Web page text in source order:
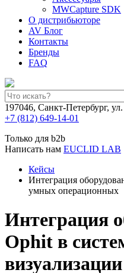
MWCapture SDK
О дистрибьюторе
AV Блог
Контакты
Бренды
FAQ
197046, Санкт-Петербург,
+7 (812) 649-14-01
Только для b2b
Написать нам EUCLID LAB
Кейсы
Интеграция
умных операционных
Интеграция
Ophit в